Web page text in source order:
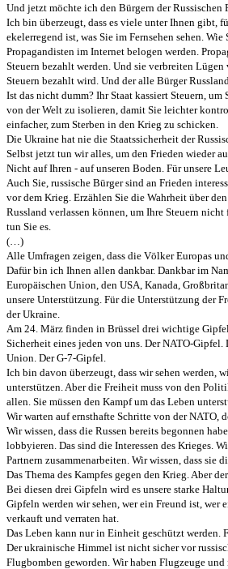
Und jetzt möchte ich den Bürgern der Russischen
Ich bin überzeugt, dass es viele unter Ihnen gibt,
ekelerregend ist, was Sie im Fernsehen sehen.
Propagandisten im Internet belogen werden.
Steuern bezahlt werden. Und sie verbreiten Lügen
Steuern bezahlt wird. Und der alle Bürger
Ist das nicht dumm? Ihr Staat kassiert Steuern, um
von der Welt zu isolieren, damit Sie leichter
einfacher, zum Sterben in den Krieg zu schicken.
Die Ukraine hat nie die Staatssicherheit der
Selbst jetzt tun wir alles, um den Frieden wieder
Nicht auf Ihren - auf unseren Boden. Für unsere
Auch Sie, russische Bürger sind an Frieden
vor dem Krieg. Erzählen Sie die Wahrheit über
Russland verlassen können, um Ihre Steuern
tun Sie es.
(…)
Alle Umfragen zeigen, dass die Völker Europas
Dafür bin ich Ihnen allen dankbar. Dankbar im
Europäischen Union, den USA, Kanada,
unsere Unterstützung. Für die Unterstützung der
der Ukraine.
Am 24. März finden in Brüssel drei wichtige
Sicherheit eines jeden von uns. Der NATO-Gipfel.
Union. Der G-7-Gipfel.
Ich bin davon überzeugt, dass wir sehen werden,
unterstützen. Aber die Freiheit muss von den
allen. Sie müssen den Kampf um das Leben
Wir warten auf ernsthafte Schritte von der NATO,
Wir wissen, dass die Russen bereits begonnen
lobbyieren. Das sind die Interessen des Krieges.
Partnern zusammenarbeiten. Wir wissen, dass sie
Das Thema des Kampfes gegen den Krieg. Aber
Bei diesen drei Gipfeln wird es unsere starke
Gipfeln werden wir sehen, wer ein Freund ist, wer
verkauft und verraten hat.
Das Leben kann nur in Einheit geschützt werden.
Der ukrainische Himmel ist nicht sicher vor
Flugbomben geworden. Wir haben Flugzeuge und